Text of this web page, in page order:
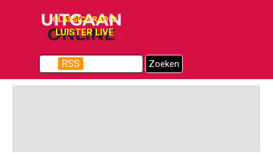
CLASSICS RADIO
LUISTER LIVE
Zoeken
RSS
Menu overslaan